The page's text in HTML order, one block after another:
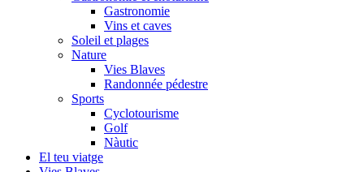
Gastronomie
Vins et caves
Soleil et plages
Nature
Vies Blaves
Randonnée pédestre
Sports
Cyclotourisme
Golf
Nàutic
El teu viatge